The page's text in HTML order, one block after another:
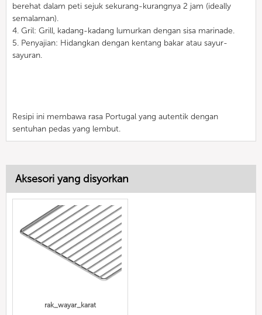
berehat dalam peti sejuk sekurang-kurangnya 2 jam (ideally
semalaman).
4. Gril: Grill, kadang-kadang lumurkan dengan sisa marinade.
5. Penyajian: Hidangkan dengan kentang bakar atau sayur-
sayuran.
Resipi ini membawa rasa Portugal yang autentik dengan
sentuhan pedas yang lembut.
Aksesori yang disyorkan
rak_wayar_karat